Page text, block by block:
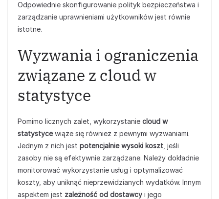
Odpowiednie skonfigurowanie polityk bezpieczeństwa i
zarządzanie uprawnieniami użytkowników jest równie
istotne.
Wyzwania i ograniczenia
związane z cloud w
statystyce
Pomimo licznych zalet, wykorzystanie cloud w
statystycewiąże się również z pewnymi wyzwaniami.
Jednym z nich jest potencjalnie wysoki koszt , jeśli
zasoby nie są efektywnie zarządzane. Należy dokładnie
monitorować wykorzystanie usług i optymalizować
koszty, aby uniknąć nieprzewidzianych wydatków. Innym
aspektem jest zależność od dostawcy i jego